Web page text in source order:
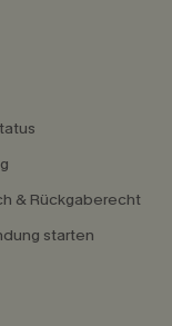
& Rückgaberecht
starten